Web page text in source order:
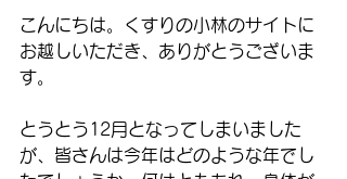
こんにちは。くすりの小林のサイトに
お越しいただき、ありがとうございま
す。
とうとう12月となってしまいました
が、皆さんは今年はどのような年でし